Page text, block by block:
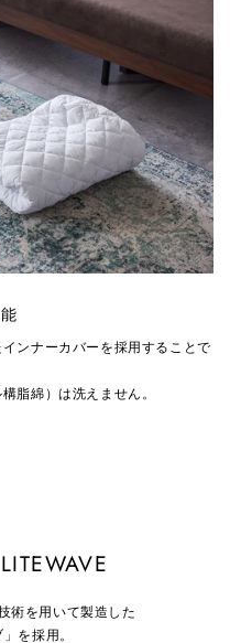
ンナーカバーを採用することで
脂綿）は洗えません。
術を用いて製造した
を採用。